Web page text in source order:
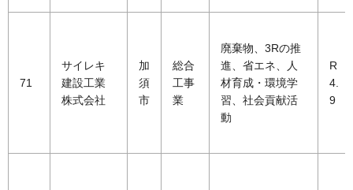
71
サイレキ
建設工業
株式会社
加
須
市
総合
工事
業
廃棄物、3Rの推
進、省エネ、人
材育成・環境学
習、社会貢献活
動
R
4.
9